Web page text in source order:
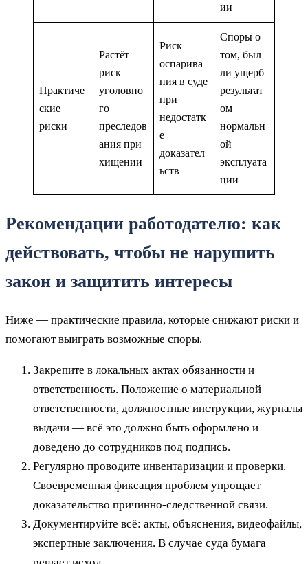
ии
Практиче
ские
риски
Растёт
риск
уголовно
го
преследов
ания при
хищении
Риск
оспарива
ния в суде
при
недостатк
е
доказател
ьств
Споры о
том, был
ли ущерб
результат
ом
нормальн
ой
эксплуата
ции
Рекомендации работодателю: как
действовать, чтобы не нарушить
закон и защитить интересы
Ниже — практические правила, которые снижают риски и
помогают выиграть возможные споры.
Закрепите в локальных актах обязанности и
ответственность. Положение о материальной
ответственности, должностные инструкции, журналы
выдачи — всё это должно быть оформлено и
доведено до сотрудников под подпись.
Регулярно проводите инвентаризации и проверки.
Своевременная фиксация проблем упрощает
доказательство причинно‑следственной связи.
Документируйте всё: акты, объяснения, видеофайлы,
экспертные заключения. В случае суда бумага